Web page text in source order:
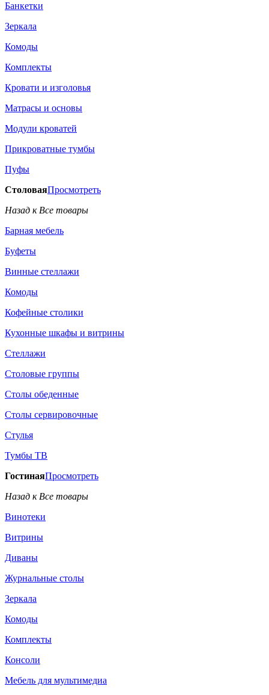
Банкетки
Зеркала
Комоды
Комплекты
Кровати и изголовья
Матрасы и основы
Модули кроватей
Прикроватные тумбы
Пуфы
СтоловаяПросмотреть
Назад к Все товары
Барная мебель
Буфеты
Винные стеллажи
Комоды
Кофейные столики
Кухонные шкафы и витрины
Стеллажи
Столовые группы
Столы обеденные
Столы сервировочные
Стулья
Тумбы ТВ
ГостинаяПросмотреть
Назад к Все товары
Винотеки
Витрины
Диваны
Журнальные столы
Зеркала
Комоды
Комплекты
Консоли
Мебель для мультимедиа